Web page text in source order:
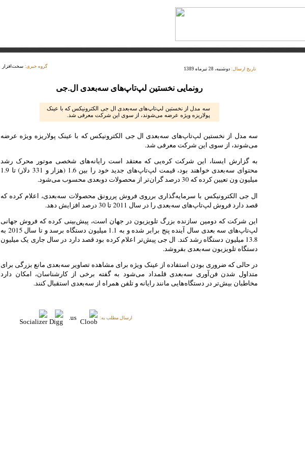
گروه خبری: سخت‌افزار تاریخ ارسال: دوشنبه، 28 تیرماه 1389
رونمایی نخستین لپ‌تاپ‌های سه‌بعدی ال.جی
سه مدل از نخستین لپ‌تاپ‌های سه‌بعدی ال جی الکترونیکس که با عینک
پولاریزه ویژه عرضه می‌شوند، از سوی این شرکت معرفی شد.
سه مدل از نخستین لپ‌تاپ‌های سه‌بعدی ال جی الکترونیکس که با عینک پولاریزه ویژه عرضه
می‌شوند، از سوی این شرکت معرفی شد.
به گزارش ایسنا، این شرکت کره‌یی که معتقد است رایانه‌های شخصی موتور محرک رشد
محتوای سه‌بعدی خواهند بود، قیمت لپ‌تاپ‌های جدید خود را بین 1.6 (هزار و 331 دلار) تا 1.9
میلیون ون تعیین کرده که 30 درصد گران‌تر از محصولات دوبعدی محسوب می‌شود.
ال جی الکترونیکس با سرمایه‌گذاری برروی فروش پررونق محصولات سه‌بعدی، اعلام کرده که
قصد دارد فروش لپ‌تاپ‌های سه‌بعدی را در سال 2011 تا 30 درصد افزایش دهد.
این شرکت که دومین سازنده بزرگ تلویزیون در جهان است، پیش‌بینی کرده که فروش جهانی
لپ‌تاپ‌های سه بعدی سال آینده پنج برابر شده و به 1.1 میلیون دستگاه برسد و تا سال 2015 به
13.8 میلیون دستگاه رشد کند. ال جی پیش‌تر اعلام کرده بود قصد دارد در سال جاری یک میلیون
دستگاه تلویزیون سه‌بعدی بفروشد.
در حالی که ضروری بودن استفاده از عینک ویژه برای مشاهده تصاویر سه‌بعدی مانع بزرگی برای
متداول شدن فن‌آوری سه‌بعدی قلمداد می‌شود به گفته برخی از کارشناسان، امکان دارد
مخاطبان بیش‌تر در دستگاه‌هایی مانند رایانه و تلفن همراه از سه‌بعدی استقبال کنند.
ارسال مطلب به: